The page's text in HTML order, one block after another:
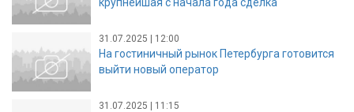
31.07.2025 | 12:00
На гостиничный рынок Петербурга готовится
выйти новый оператор
31.07.2025 | 11:15